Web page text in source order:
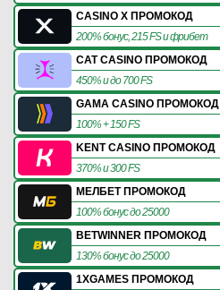
CASINO X ПРОМОКОД
200% бонус, 215 FS и фрибет
CAT CASINO ПРОМОКОД
450% и до 700 FS
GAMA CASINO ПРОМОКОД
100% + 150 FS
KENT CASINO ПРОМОКОД
370% и 300 FS
МЕЛБЕТ ПРОМОКОД
100% бонус до 25000
BETWINNER ПРОМОКОД
130% бонус до 25000
1XGAMES ПРОМОКОД